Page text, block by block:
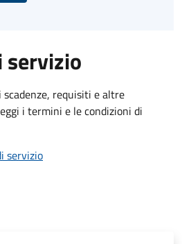
servizio
requisiti e altre
i termini e le condizioni di
servizio